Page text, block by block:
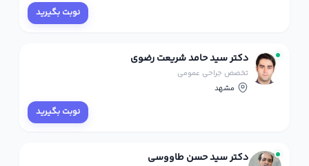
نوبت بگیرید
دکتر سید حامد شریعت رضوی
تخصص جراحی عمومی
مشهد
نوبت بگیرید
دکتر سید حسن طاووسی